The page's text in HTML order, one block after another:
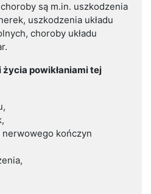
są m.in. uszkodzenia
uszkodzenia układu
choroby układu
powikłaniami tej
nerwowego kończyn